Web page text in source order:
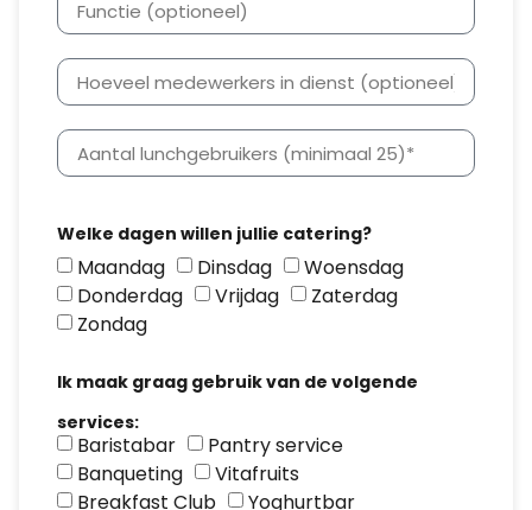
Welke dagen willen jullie catering?
Maandag Dinsdag
Woensdag
Donderdag
Vrijdag
Zaterdag
Zondag
Ik maak graag gebruik van de volgende
services:
Baristabar
Pantry service
Banqueting
Vitafruits
Breakfast Club
Yoghurtbar